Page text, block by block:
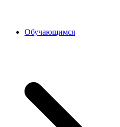
Обучающимся